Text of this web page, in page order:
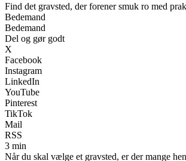
Find det gravsted, der forener smuk ro med
Bedemand
Bedemand
Del og gør godt
X
Facebook
Instagram
LinkedIn
YouTube
Pinterest
TikTok
Mail
RSS
3 min
Når du skal vælge et gravsted, er der mange